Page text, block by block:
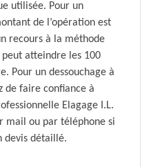
utilisée. Pour un
de l’opération est
recours à la méthode
atteindre les 100
Pour un dessouchage à
de faire confiance à
Elagage I.L.
mail ou par téléphone si
devis détaillé.